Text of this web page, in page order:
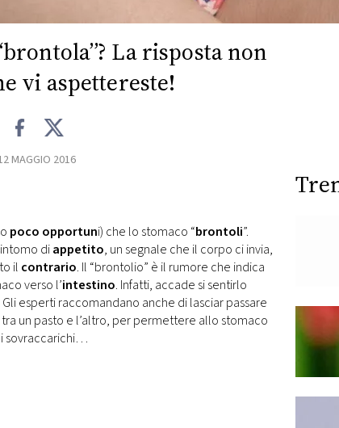
La risposta non
vi aspettereste!
MAGGIO 2016
poco opportuni) che lo stomaco “brontoli”.
diappetito, un segnale che il corpo ci invia,
il contrario. Il “brontolio” è il rumore che indica
verso l’intestino. Infatti, accade si sentirlo
Gli esperti raccomandano anche di lasciar passare
tra un pasto e l’altro, per permettere allo stomaco
sovraccarichi…